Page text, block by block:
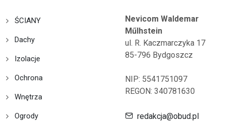
ŚCIANY
Dachy
Izolacje
Ochrona
Wnętrza
Ogrody
Nevicom Waldemar
Műlhstein
ul. R. Kaczmarczyka 17
85-796 Bydgoszcz
NIP: 5541751097
REGON: 340781630
redakcja@obud.pl